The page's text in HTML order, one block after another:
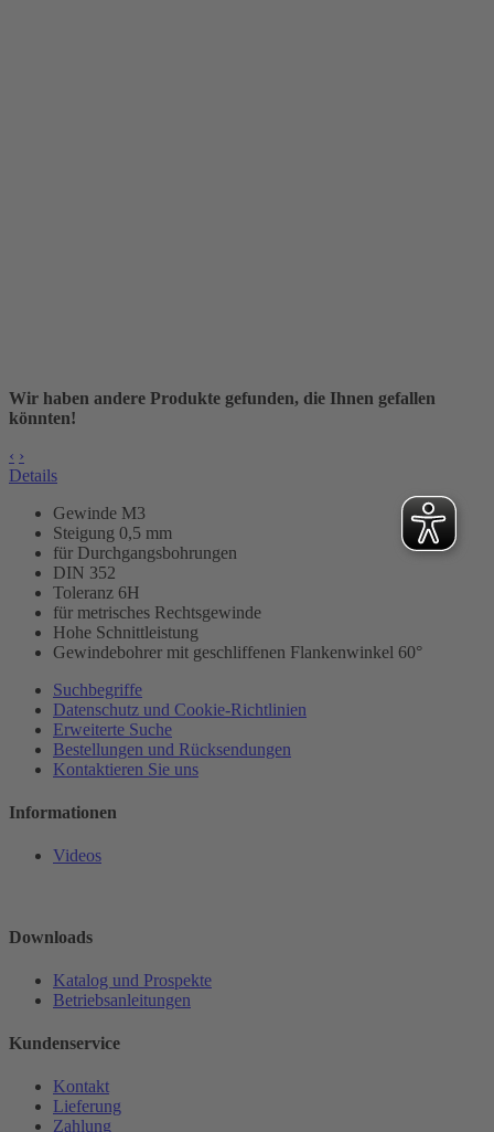
Wir haben andere Produkte gefunden, die Ihnen gefallen
könnten!
‹ ›
Details
Gewinde M3
Steigung 0,5 mm
für Durchgangsbohrungen
DIN 352
Toleranz 6H
für metrisches Rechtsgewinde
Hohe Schnittleistung
Gewindebohrer mit geschliffenen Flankenwinkel 60°
Suchbegriffe
Datenschutz und Cookie-Richtlinien
Erweiterte Suche
Bestellungen und Rücksendungen
Kontaktieren Sie uns
Informationen
Videos
Downloads
Katalog und Prospekte
Betriebsanleitungen
Kundenservice
Kontakt
Lieferung
Zahlung